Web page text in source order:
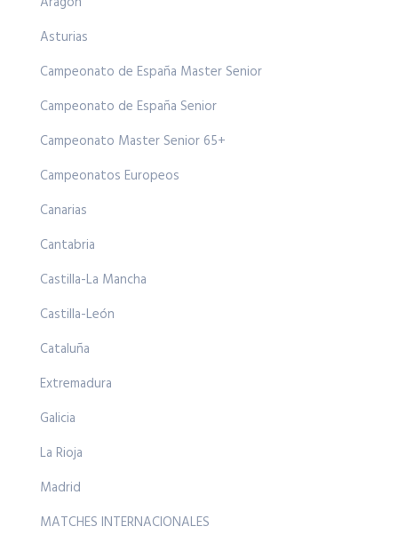
Asturias
Campeonato de España Master Senior
Campeonato de España Senior
Campeonato Master Senior 65+
Campeonatos Europeos
Canarias
Cantabria
Castilla-La Mancha
Castilla-León
Cataluña
Extremadura
Galicia
La Rioja
Madrid
MATCHES INTERNACIONALES